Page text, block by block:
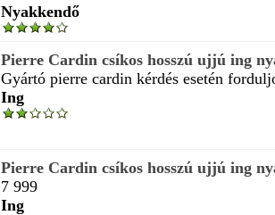
Nyakkendő
Pierre Cardin csíkos hosszú ujjú ing
Gyártó pierre cardin kérdés esetén
Ing
Pierre Cardin csíkos hosszú ujjú ing
7 999
Ing